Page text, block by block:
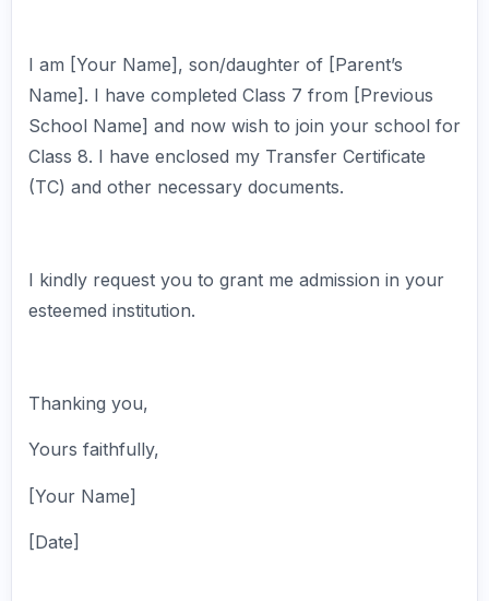
I am [Your Name], son/daughter of [Parent’s
Name]. I have completed Class 7 from [Previous
School Name] and now wish to join your school for
Class 8. I have enclosed my Transfer Certificate
(TC) and other necessary documents.
I kindly request you to grant me admission in your
esteemed institution.
Thanking you,
Yours faithfully,
[Your Name]
[Date]